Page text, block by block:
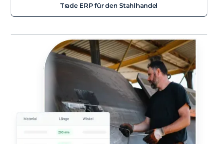
Trade ERP für den Stahlhandel